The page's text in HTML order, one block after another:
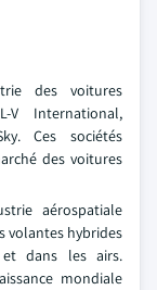
des voitures
V International,
Ces sociétés
des voitures
aérospatiale
volantes hybrides
dans les airs.
mondiale